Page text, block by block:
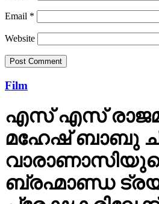
Email *
Website
Film
എസ് എസ്
മഹേഷ് ബാബു
ബ്രഹ്മാണ്ഡ